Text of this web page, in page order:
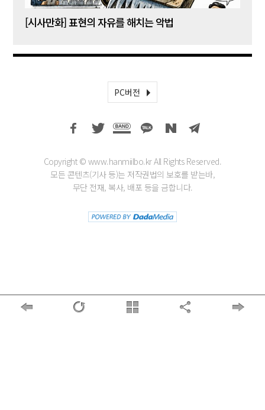
[시사만화] 표현의 자유를 해치는 악법
PC버전
Copyright © www.hanmiilbo.kr All Rights Reserved.
모든 콘텐츠(기사 등)는 저작권법의 보호를 받는바,
무단 전재, 복사, 배포 등을 금합니다.